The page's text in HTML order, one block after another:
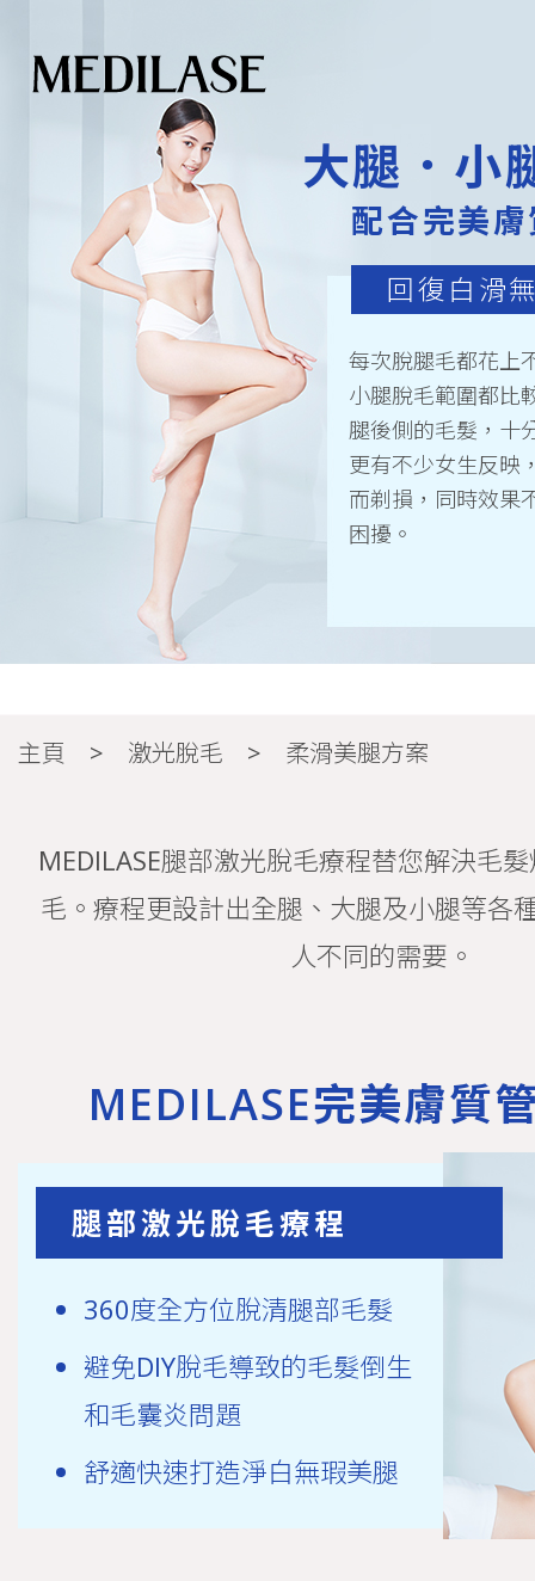
大腿．小
配合完美
回復白滑
每次脫腿毛都花上
小腿脫毛範圍都比
腿後側的毛髮，十
更有不少女生反映
而剃損，同時效果
困擾。
脫腳毛 | 小腿脫毛 | 腿部激光脫
想無時無刻盡顯光滑美腿，脫腳毛是不二之法；MEDILASE小
激光脫毛科技，舒適快速讓肌膚回復淨白無瑕質感。激光脫腳
更輕鬆自在。
毛囊角質化
腋下美白療程
Candela Gentlelase Pro
主頁 激光脫毛 柔滑美腿方案
MEDILASE腿部激光脫毛療程替您解決毛
毛。療程更設計出全腿、大腿及小腿等各
人不同的需要。
MEDILASE完美膚質
腿部激光脫毛療程
360度全方位脫清腿部毛髮
避免DIY脫毛導致的毛髮倒生
和毛囊炎問題
舒適快速打造淨白無瑕美腿